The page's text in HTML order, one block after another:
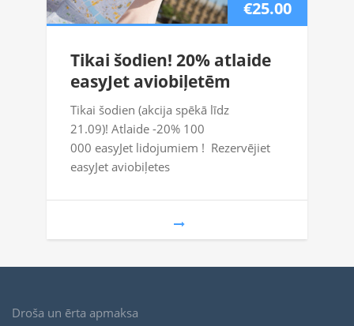
€25.00
Tikai šodien! 20% atlaide
easyJet aviobiļetēm
Tikai šodien (akcija spēkā līdz
21.09)! Atlaide -20% 100
000 easyJet lidojumiem ! Rezervējiet
easyJet aviobiļetes
Droša un ērta apmaksa